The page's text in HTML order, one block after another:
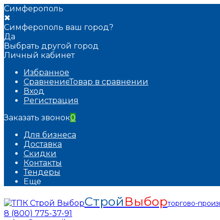
Симферополь
✖
Симферополь ваш город?
Да
Выбрать другой город
Личный кабинет
Избранное
СравнениеТовар в сравнении
Вход
Регистрация
Заказать звонок0
Для бизнеса
Доставка
Скидки
Контакты
Тендеры
Еще
Строй Выборторгово-
8 (800) 775-37-91